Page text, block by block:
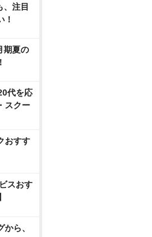
、注目
！
期夏の
代を応
スクー
おすす
スおす
ら、